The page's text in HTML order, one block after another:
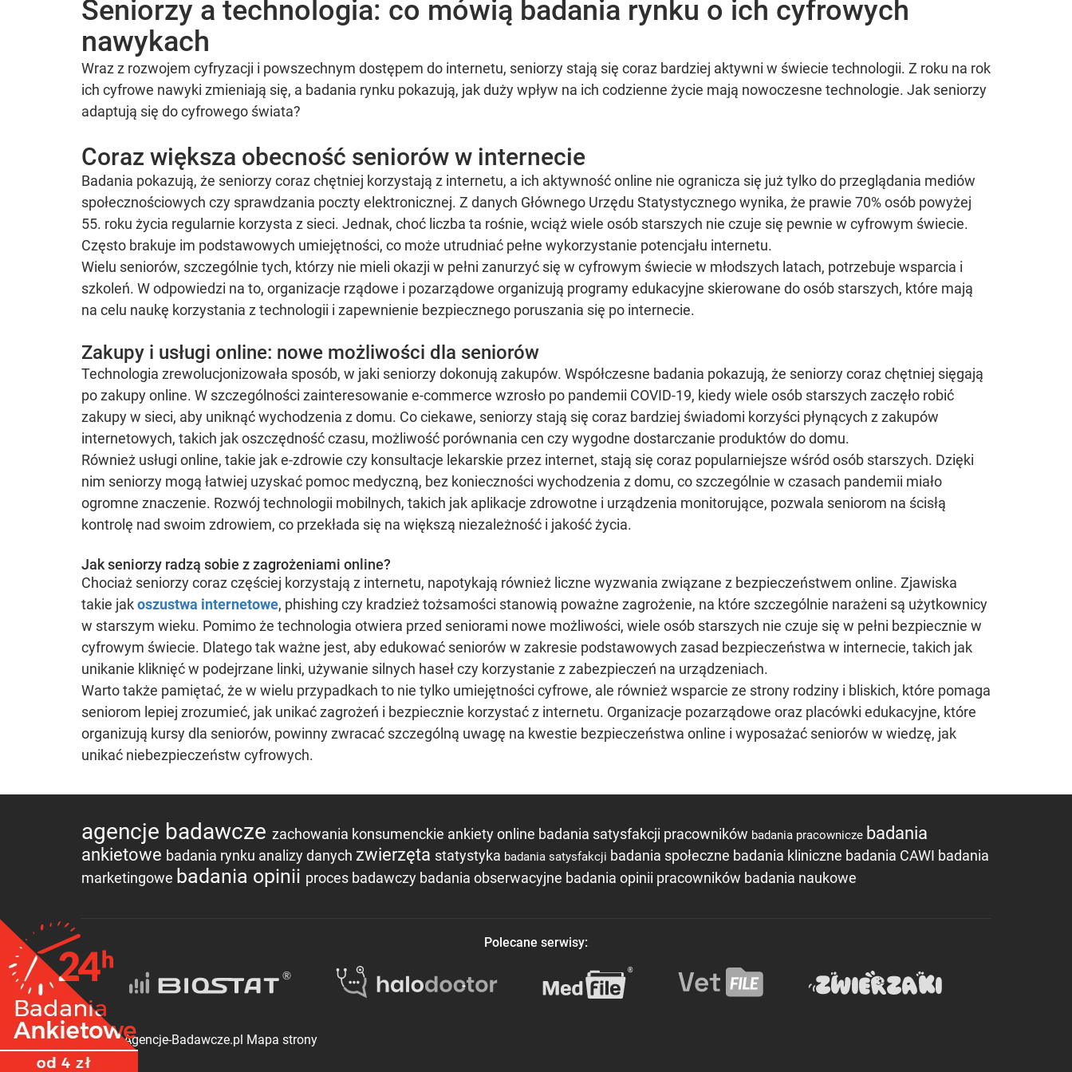
Seniorzy a technologia: co mówią badania rynku o ich cyfrowych
nawykach
Wraz z rozwojem cyfryzacji i powszechnym dostępem do internetu, seniorzy stają się coraz bardziej aktywni w świecie technologii. Z roku na rok
ich cyfrowe nawyki zmieniają się, a badania rynku pokazują, jak duży wpływ na ich codzienne życie mają nowoczesne technologie. Jak seniorzy
adaptują się do cyfrowego świata?
Coraz większa obecność seniorów w internecie
Badania pokazują, że seniorzy coraz chętniej korzystają z internetu, a ich aktywność online nie ogranicza się już tylko do przeglądania mediów
społecznościowych czy sprawdzania poczty elektronicznej. Z danych Głównego Urzędu Statystycznego wynika, że prawie 70% osób powyżej
55. roku życia regularnie korzysta z sieci. Jednak, choć liczba ta rośnie, wciąż wiele osób starszych nie czuje się pewnie w cyfrowym świecie.
Często brakuje im podstawowych umiejętności, co może utrudniać pełne wykorzystanie potencjału internetu.
Wielu seniorów, szczególnie tych, którzy nie mieli okazji w pełni zanurzyć się w cyfrowym świecie w młodszych latach, potrzebuje wsparcia i
szkoleń. W odpowiedzi na to, organizacje rządowe i pozarządowe organizują programy edukacyjne skierowane do osób starszych, które mają
na celu naukę korzystania z technologii i zapewnienie bezpiecznego poruszania się po internecie.
Zakupy i usługi online: nowe możliwości dla seniorów
Technologia zrewolucjonizowała sposób, w jaki seniorzy dokonują zakupów. Współczesne badania pokazują, że seniorzy coraz chętniej sięgają
po zakupy online. W szczególności zainteresowanie e-commerce wzrosło po pandemii COVID-19, kiedy wiele osób starszych zaczęło robić
zakupy w sieci, aby uniknąć wychodzenia z domu. Co ciekawe, seniorzy stają się coraz bardziej świadomi korzyści płynących z zakupów
internetowych, takich jak oszczędność czasu, możliwość porównania cen czy wygodne dostarczanie produktów do domu.
Również usługi online, takie jak e-zdrowie czy konsultacje lekarskie przez internet, stają się coraz popularniejsze wśród osób starszych. Dzięki
nim seniorzy mogą łatwiej uzyskać pomoc medyczną, bez konieczności wychodzenia z domu, co szczególnie w czasach pandemii miało
ogromne znaczenie. Rozwój technologii mobilnych, takich jak aplikacje zdrowotne i urządzenia monitorujące, pozwala seniorom na ścisłą
kontrolę nad swoim zdrowiem, co przekłada się na większą niezależność i jakość życia.
Jak seniorzy radzą sobie z zagrożeniami online?
Chociaż seniorzy coraz częściej korzystają z internetu, napotykają również liczne wyzwania związane z bezpieczeństwem online. Zjawiska
takie jakoszustwa internetowe, phishing czy kradzież tożsamości stanowią poważne zagrożenie, na które szczególnie narażeni są użytkownicy
w starszym wieku. Pomimo że technologia otwiera przed seniorami nowe możliwości, wiele osób starszych nie czuje się w pełni bezpiecznie w
cyfrowym świecie. Dlatego tak ważne jest, aby edukować seniorów w zakresie podstawowych zasad bezpieczeństwa w internecie, takich jak
unikanie kliknięć w podejrzane linki, używanie silnych haseł czy korzystanie z zabezpieczeń na urządzeniach.
Warto także pamiętać, że w wielu przypadkach to nie tylko umiejętności cyfrowe, ale również wsparcie ze strony rodziny i bliskich, które pomaga
seniorom lepiej zrozumieć, jak unikać zagrożeń i bezpiecznie korzystać z internetu. Organizacje pozarządowe oraz placówki edukacyjne, które
organizują kursy dla seniorów, powinny zwracać szczególną uwagę na kwestie bezpieczeństwa online i wyposażać seniorów w wiedzę, jak
unikać niebezpieczeństw cyfrowych.
agencje badawcze zachowania konsumenckie ankiety online badania satysfakcji pracowników badania pracownicze badania
ankietowe badania rynku analizy danych zwierzęta statystyka badania satysfakcji badania społeczne badania kliniczne badania CAWI badania
marketingowe badania opinii proces badawczy badania obserwacyjne badania opinii pracowników badania naukowe
Polecane serwisy:
©2017 Agencje-Badawcze.pl Mapa strony